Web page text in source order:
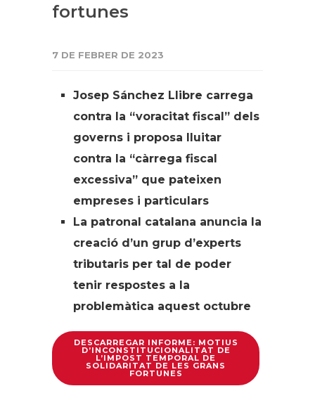
fortunes
7 DE FEBRER DE 2023
Josep Sánchez Llibre carrega
contra la “voracitat fiscal” dels
governs i proposa lluitar
contra la “càrrega fiscal
excessiva” que pateixen
empreses i particulars
La patronal catalana anuncia la
creació d’un grup d’experts
tributaris per tal de poder
tenir respostes a la
problemàtica aquest octubre
DESCARREGAR INFORME: MOTIUS
D’INCONSTITUCIONALITAT DE
L’IMPOST TEMPORAL DE
SOLIDARITAT DE LES GRANS
FORTUNES